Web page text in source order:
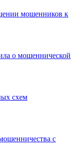
мошенников к
о мошеннической
схем
с